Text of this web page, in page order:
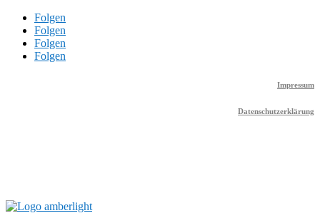
Folgen
Folgen
Folgen
Folgen
Impressum
Datenschutzerklärung